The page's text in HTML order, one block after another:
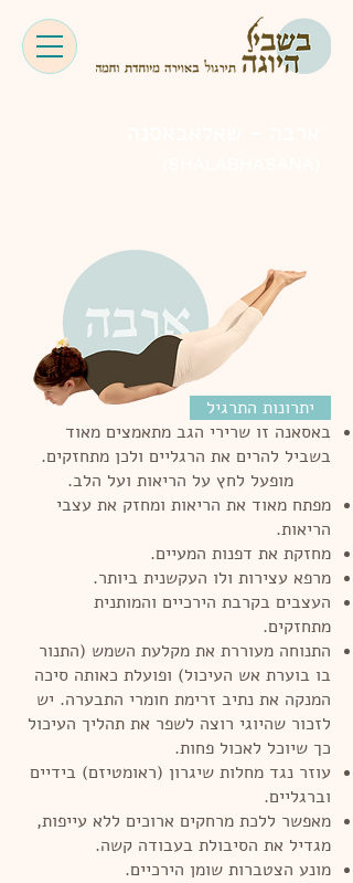
יתרונות התרגיל
באסאנה זו שרירי הגב מתאמצים מאוד
בשביל להרים את הרגליים ולכן מתחזקים.
מופעל לחץ על הריאות ועל הלב.
מפתח מאוד את הריאות ומחזק את עצבי
הריאות.
מחזקת את דפנות המעיים.
מרפא עצירות ולו העקשנית ביותר.
העצבים בקרבת הירכיים והמותנית
מתחזקים.
התנוחה מעוררת את מקלעת השמש (התנור
בו בוערת אש העיכול) ופועלת כאותה סיכה
המנקה את נתיב זרימת חומרי התבערה. יש
לזכור שהיוגי רוצה לשפר את תהליך העיכול
כך שיוכל לאכול פחות.
עוזר נגד מחלות שיגרון (ראומטיזם) בידיים
וברגליים.
מאפשר ללכת מרחקים ארוכים ללא עייפות,
מגדיל את הסיבולת בעבודה קשה.
מונע הצטברות שומן הירכיים.